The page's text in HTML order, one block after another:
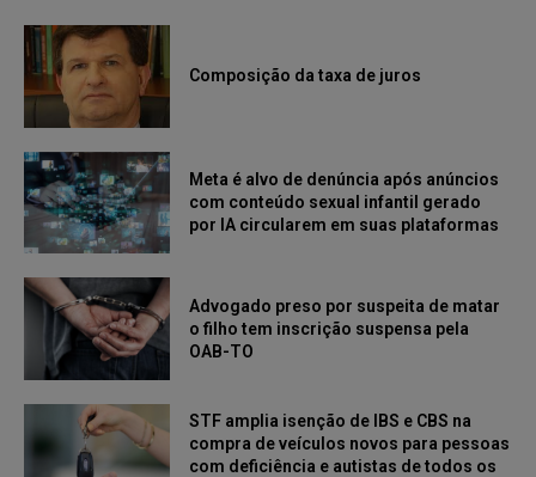
Composição da taxa de juros
Meta é alvo de denúncia após anúncios
com conteúdo sexual infantil gerado
por IA circularem em suas plataformas
Advogado preso por suspeita de matar
o filho tem inscrição suspensa pela
OAB-TO
STF amplia isenção de IBS e CBS na
compra de veículos novos para pessoas
com deficiência e autistas de todos os